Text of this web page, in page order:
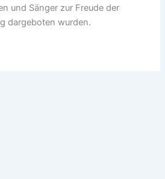
und Sänger zur Freude der
dargeboten wurden.